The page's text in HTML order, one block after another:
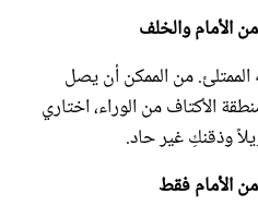
الأمام والخلف
من الممكن أن يصل
الأكتاف من الوراء، اختاري
وذقنكِ غير حاد.
الأمام فقط